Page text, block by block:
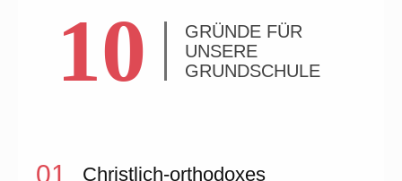
10
GRÜNDE FÜR
UNSERE
GRUNDSCHULE
01. Christlich-orthodoxes